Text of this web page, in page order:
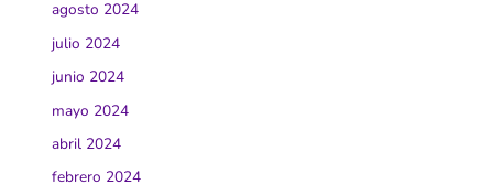
agosto 2024
julio 2024
junio 2024
mayo 2024
abril 2024
febrero 2024